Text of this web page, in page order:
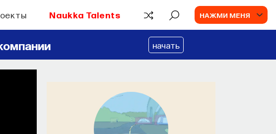
Naukka Talents НАЖМИ МЕНЯ
начать